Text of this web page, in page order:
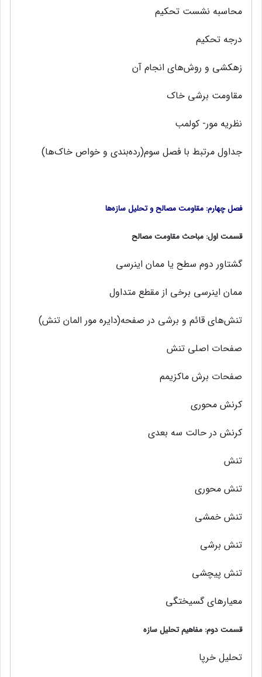
محاسبه نشست تحکیم
درجه تحکیم
زهکشی و روش‌های انجام آن
مقاومت برشی خاک
نظریه مور- کولمب
جداول مرتبط با فصل سوم(رده‌بندی و خواص خاک‌ها)
فصل چهارم: مقاومت مصالح و تحلیل سازه‌ها
قسمت اول: مباحث مقاومت مصالح
گشتاور دوم سطح یا ممان اینرسی
ممان اینرسی برخی از مقطع متداول
تنش‌های قائم و برشی در صفحه(دایره مور المان تنش)
صفحات اصلی تنش
صفحات برش ماکزیمم
کرنش محوری
کرنش در حالت سه بعدی
تنش
تنش محوری
تنش خمشی
تنش برشی
تنش پیچشی
معیارهای گسیختگی
قسمت دوم: مفاهیم تحلیل سازه
تحلیل خرپا